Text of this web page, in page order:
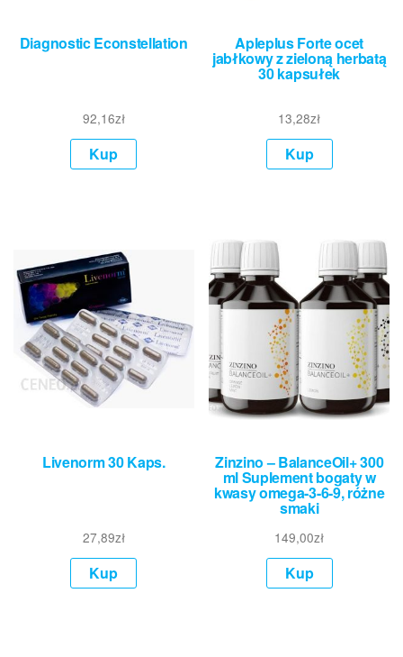
Diagnostic Econstellation
92,16zł
Kup
Apleplus Forte ocet
jabłkowy z zieloną herbatą
30 kapsułek
13,28zł
Kup
Livenorm 30 Kaps.
27,89zł
Kup
Zinzino – BalanceOil+ 300
ml Suplement bogaty w
kwasy omega-3-6-9, różne
smaki
149,00zł
Kup